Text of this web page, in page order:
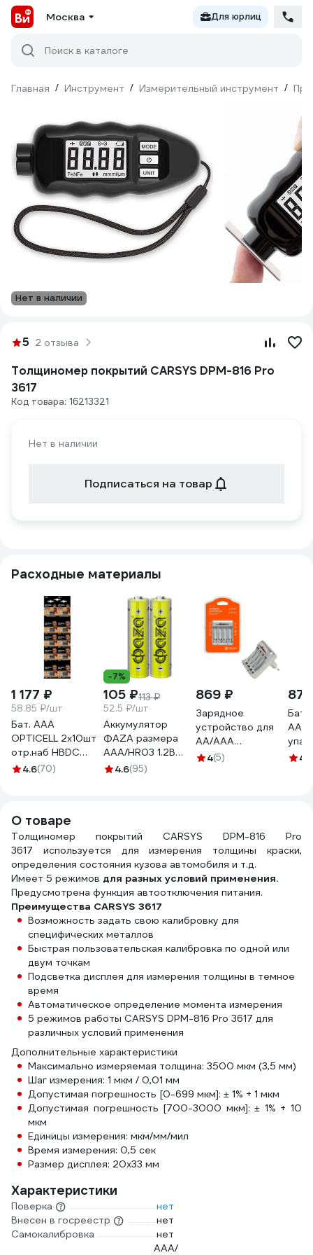
Москва Для юрлиц
Поиск в каталоге
Главная / Инструмент / Измерительный инструмент /
Нет в наличии
5 2 отзыва
Толщиномер покрытий CARSYS DPM-816 Pro
3617
Код товара: 16213321
Нет в наличии
Подписаться на товар
Расходные материалы
1 177 ₽
58.85 ₽/шт
Бат. AAA
OPTICELL 2x10шт
отр.наб HBDC
6050002
4.6(70)
-7%
105 ₽113 ₽
52.5 ₽/шт
Аккумулятор
ФАZА размера
AAA/HR03 1.2В
300мАч Ni-Cd S-
4.6(95)
869 ₽
Зарядное
устройство для
AA/AAA
аккумуляторов
4(5)
AAA
НФ-4.7
О товаре
Толщиномер покрытий CARSYS DPM-816 Pro
3617 используется для измерения толщины краски,
определения состояния кузова автомобиля и т.д.
Имеет 5 режимов для разных условий применения.
Предусмотрена функция автоотключения питания.
Преимущества CARSYS 3617
Возможность задать свою калибровку для
специфических металлов
Быстрая пользовательская калибровка по одной или
двум точкам
Подсветка дисплея для измерения толщины в темное
время
Автоматическое определение момента измерения
5 режимов работы CARSYS DPM-816 Pro 3617 для
различных условий применения
Дополнительные характеристики
Максимально измеряемая толщина: 3500 мкм (3,5 мм)
Шаг измерения: 1 мкм / 0,01 мм
Допустимая погрешность [0-699 мкм]: ± 1% + 1 мкм
Допустимая погрешность [700-3000 мкм]: ± 1% + 10
мкм
Единицы измерения: мкм/мм/мил
Время измерения: 0,5 сек
Размер дисплея: 20х33 мм
Характеристики
Поверка
нет
Внесен в госреестр
нет
Самокалибровка
нет
AAA/